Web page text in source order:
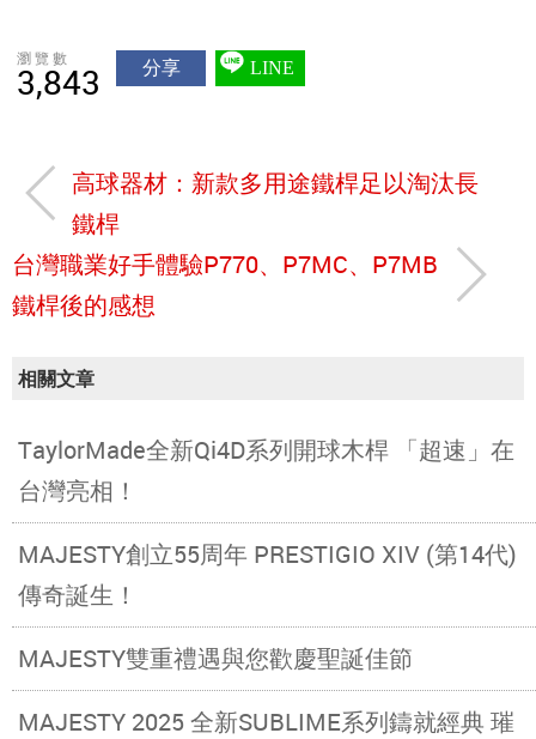
瀏覽數
3,843 分享 LINE
高球器材：新款多用途鐵桿足以淘汰長
鐵桿
台灣職業好手體驗P770、P7MC、P7MB
鐵桿後的感想
相關文章
TaylorMade全新Qi4D系列開球木桿 「超速」在
台灣亮相！
MAJESTY創立55周年 PRESTIGIO XIV (第14代)
傳奇誕生！
MAJESTY雙重禮遇與您歡慶聖誕佳節
MAJESTY 2025 全新SUBLIME系列鑄就經典 璀